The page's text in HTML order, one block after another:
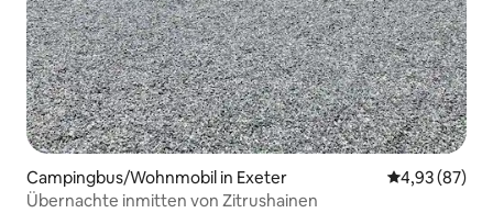
Campingbus/Wohnmobil in Exeter
4,93 (87)
Übernachte inmitten von Zitrushainen